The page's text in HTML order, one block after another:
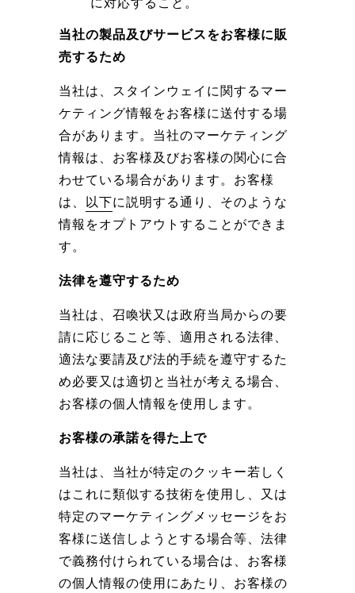
当社の製品及びサービスをお客様に販
売するため
当社は、スタインウェイに関するマー
ケティング情報をお客様に送付する場
合があります。当社のマーケティング
情報は、お客様及びお客様の関心に合
わせている場合があります。お客様
は、 以下に説明する通り、そのような
情報をオプトアウトすることができま
す。
法律を遵守するため
当社は、召喚状又は政府当局からの要
請に応じること等、適用される法律、
適法な要請及び法的手続を遵守するた
め必要又は適切と当社が考える場合、
お客様の個人情報を使用します。
お客様の承諾を得た上で
当社は、当社が特定のクッキー若しく
はこれに類似する技術を使用し、又は
特定のマーケティングメッセージをお
客様に送信しようとする場合等、法律
で義務付けられている場合は、お客様
の個人情報の使用にあたり、お客様の